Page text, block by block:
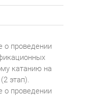
о проведении
катанию на
этап).
о проведении